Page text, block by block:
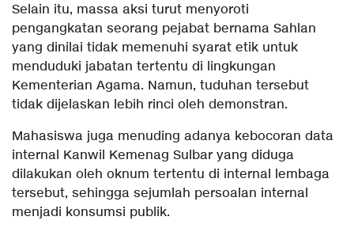
Selain itu, massa aksi turut menyoroti
pengangkatan seorang pejabat bernama Sahlan
yang dinilai tidak memenuhi syarat etik untuk
menduduki jabatan tertentu di lingkungan
Kementerian Agama. Namun, tuduhan tersebut
tidak dijelaskan lebih rinci oleh demonstran.
Mahasiswa juga menuding adanya kebocoran data
internal Kanwil Kemenag Sulbar yang diduga
dilakukan oleh oknum tertentu di internal lembaga
tersebut, sehingga sejumlah persoalan internal
menjadi konsumsi publik.